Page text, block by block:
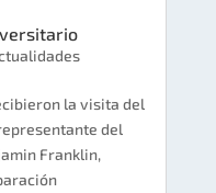
la visita del
del
Franklin,